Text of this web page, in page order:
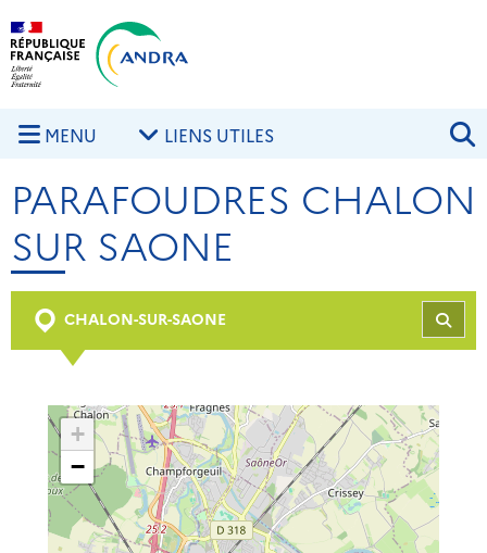
Aller au contenu principal
MENU LIENS UTILES
PARAFOUDRES CHALON
SUR SAONE
CHALON-SUR-SAONE
+
−